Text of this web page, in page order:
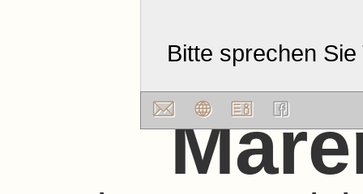
Bitte sprechen